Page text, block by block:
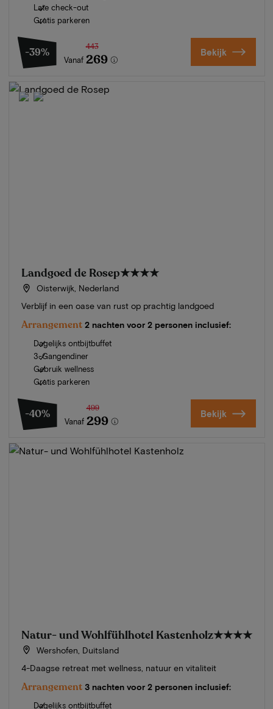
Late check-out
Gratis parkeren
-39%
Vanaf
443
269 Bekijk
Landgoed de Rosep★★★★
Oisterwijk, Nederland
Verblijf in een oase van rust op prachtig landgoed
Arrangement 2 nachten voor 2 personen inclusief:
Dagelijks ontbijtbuffet
3-Gangendiner
Gebruik wellness
Gratis parkeren
-40%
Vanaf
499
299 Bekijk
Natur- und Wohlfühlhotel Kastenholz★★★★
Wershofen, Duitsland
4-Daagse retreat met wellness, natuur en vitaliteit
Arrangement 3 nachten voor 2 personen inclusief:
Dagelijks ontbijtbuffet